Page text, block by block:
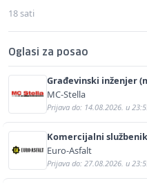
18 sati
Oglasi za posao
Građevinski inženjer
MC-Stella
Prijava do: 14.08.2026. u
Komercijalni
Euro-Asfalt
Prijava do: 27.08.2026. u